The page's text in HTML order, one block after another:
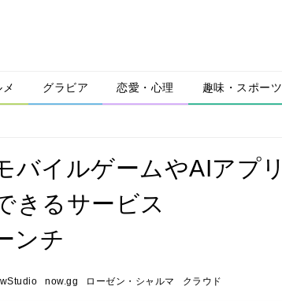
グラビア 恋愛・心理 趣味・スポーツ
バイルゲームやAIアプリ
きるサービス
ンチ
now.gg ローゼン・シャルマ クラウド